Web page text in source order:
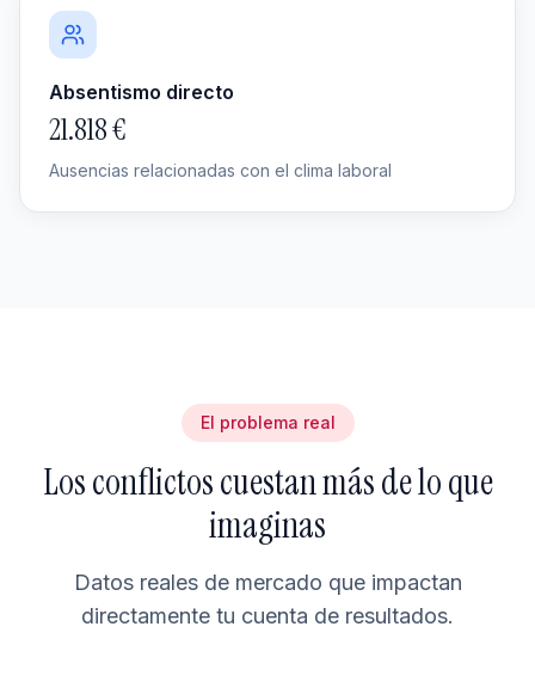
Absentismo directo
21.818 €
Ausencias relacionadas con el clima laboral
El problema real
Los conflictos cuestan más de lo que
imaginas
Datos reales de mercado que impactan
directamente tu cuenta de resultados.